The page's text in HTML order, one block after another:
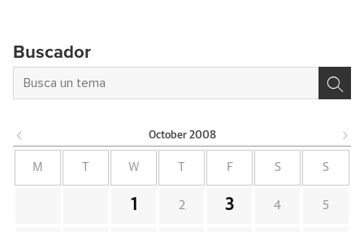
Buscador
October 2008
M W F S S
1 2 3 4 5